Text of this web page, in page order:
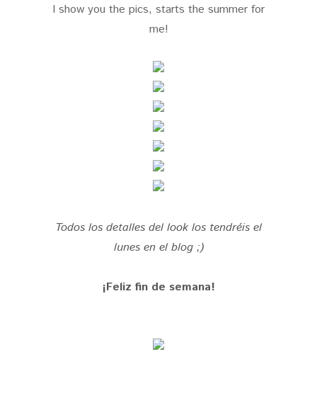
I show you the pics, starts the summer for
me!
Todos los detalles del look los tendréis el
lunes en el blog ;)
¡Feliz fin de semana!